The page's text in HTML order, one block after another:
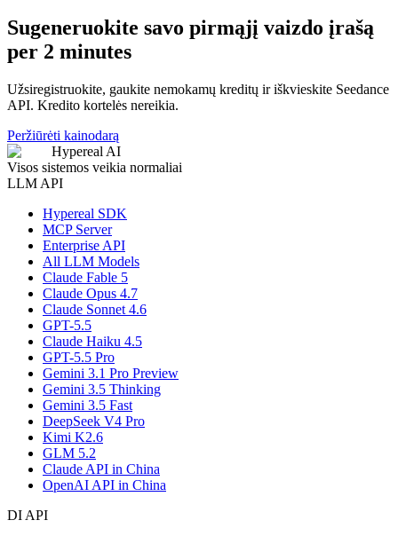
Sugeneruokite savo pirmąjį vaizdo įrašą
per 2 minutes
Užsiregistruokite, gaukite nemokamų kreditų ir iškvieskite Seedance
API. Kredito kortelės nereikia.
Peržiūrėti kainodarą
Hypereal AI
Visos sistemos veikia normaliai
LLM API
Hypereal SDK
MCP Server
Enterprise API
All LLM Models
Claude Fable 5
Claude Opus 4.7
Claude Sonnet 4.6
GPT-5.5
Claude Haiku 4.5
GPT-5.5 Pro
Gemini 3.1 Pro Preview
Gemini 3.5 Thinking
Gemini 3.5 Fast
DeepSeek V4 Pro
Kimi K2.6
GLM 5.2
Claude API in China
OpenAI API in China
DI API